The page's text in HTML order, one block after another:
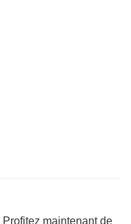
Profitez maintenant de